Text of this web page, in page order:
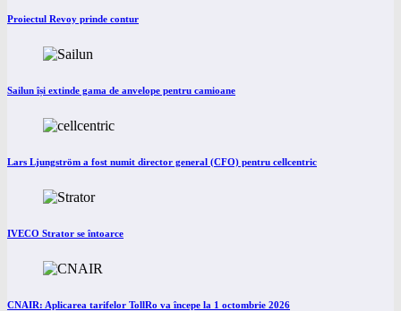
Proiectul Revoy prinde contur
Sailun își extinde gama de anvelope pentru camioane
Lars Ljungström a fost numit director general (CFO) pentru cellcentric
IVECO Strator se întoarce
CNAIR: Aplicarea tarifelor TollRo va începe la 1 octombrie 2026